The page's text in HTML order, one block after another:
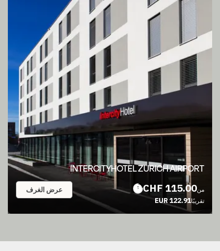
INTERCITYHOTEL ZURICH AIRPORT
من115.00 CHF
تقريبًا122.91 EUR
عرض الغرف